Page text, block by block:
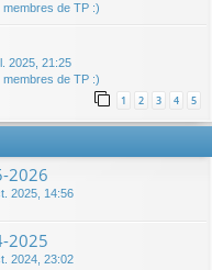
de TP :)
2025, 21:25
de TP :)
1 2 3 4 5
2026
2025, 14:56
2025
2024, 23:02